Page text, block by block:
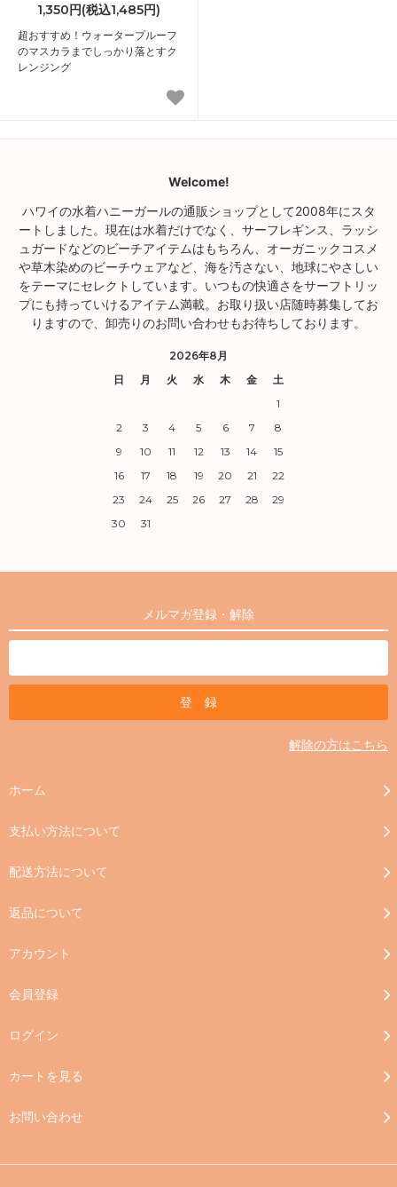
1,350円(税込1,485円)
超おすすめ！ウォータープルーフ
のマスカラまでしっかり落とすク
レンジング
Welcome!
ハワイの水着ハニーガールの通販ショップとして2008年にスタ
ートしました。現在は水着だけでなく、サーフレギンス、ラッシ
ュガードなどのビーチアイテムはもちろん、オーガニックコスメ
や草木染めのビーチウェアなど、海を汚さない、地球にやさしい
をテーマにセレクトしています。いつもの快適さをサーフトリッ
プにも持っていけるアイテム満載。お取り扱い店随時募集してお
りますので、卸売りのお問い合わせもお待ちしております。
2026年8月
日
月 火 水 木 金
土
1
2
3 4 5 6 7
8
9
10 11 12 13 14
15
16
17 18 19 20 21
22
23
24 25 26 27 28
29
30
31
メルマガ登録・解除
解除の方はこちら
ホーム
支払い方法について
配送方法について
返品について
アカウント
会員登録
ログイン
カートを見る
お問い合わせ